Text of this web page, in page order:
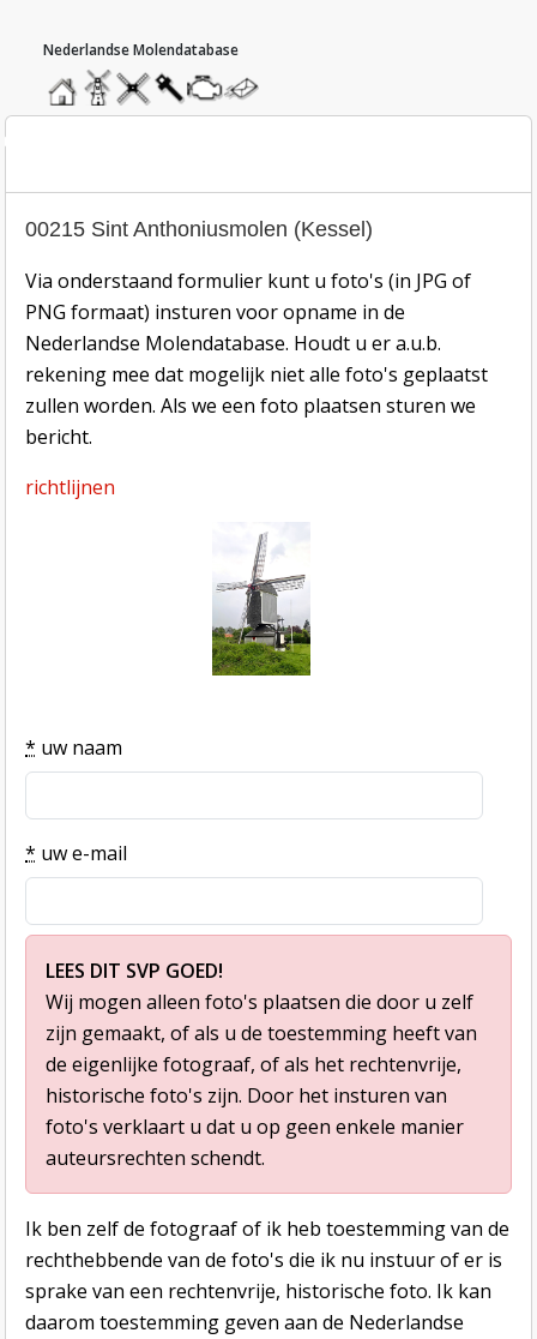
homemolendatabase
roedendatabase
assendatabase
motorendatabase
stuur
een
inzend-formulier
00215 Sint Anthoniusmolen (Kessel)
Via onderstaand formulier kunt u foto's (in JPG of
PNG formaat) insturen voor opname in de
Nederlandse Molendatabase. Houdt u er a.u.b.
rekening mee dat mogelijk niet alle foto's geplaatst
zullen worden. Als we een foto plaatsen sturen we
bericht.
richtlijnen
* uw naam
* uw e-mail
LEES DIT SVP GOED!
Wij mogen alleen foto's plaatsen die door u zelf
zijn gemaakt, of als u de toestemming heeft van
de eigenlijke fotograaf, of als het rechtenvrije,
historische foto's zijn. Door het insturen van
foto's verklaart u dat u op geen enkele manier
auteursrechten schendt.
Ik ben zelf de fotograaf of ik heb toestemming van de
rechthebbende van de foto's die ik nu instuur of er is
sprake van een rechtenvrije, historische foto. Ik kan
daarom toestemming geven aan de Nederlandse